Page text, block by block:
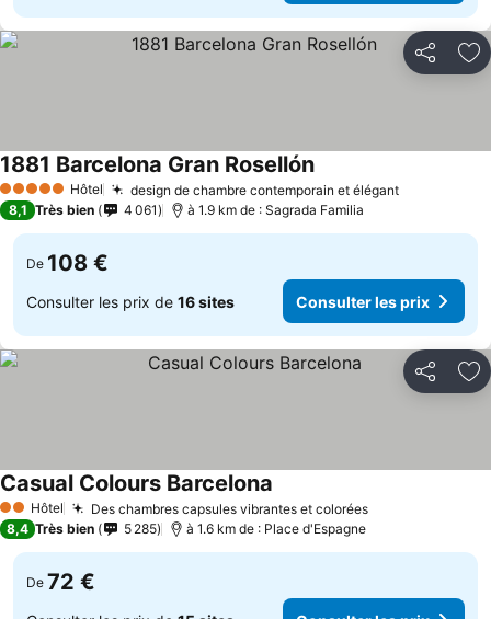
Partager
5 Étoiles Hôtel design de chambre contemporain et élégant
1881 Barcelona Gran Rosellón
8,1 Très bien 4 061 à 1.9 km de : Sagrada Familia
De 108 €
Consulter les prix de 16 sites Consulter les prix
Partager
2 Étoiles
Hôtel Des chambres capsules vibrantes et colorées
Casual Colours Barcelona
8,4 Très bien 5 285 à 1.6 km de : Place d'Espagne
De 72 €